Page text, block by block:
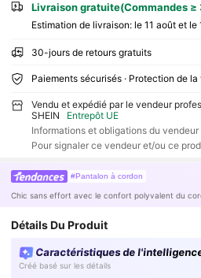
Livraison gratuite(Commandes
Estimation de livraison: le 11 août et le
30-jours de retours gratuits
Paiements sécurisés · Protection de
Vendu et expédié par le vendeur
SHEIN
Entrepôt UE
Informations et obligations du vendeur
Pour signaler ce vendeur et/ou ce
#Pantalon à cordon
Chic sans effort avec le confort polyvalent du
Détails Du Produit
Caractéristiques de
Créé basé sur les détails